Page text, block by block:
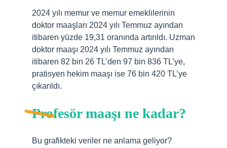
2024 yılı memur ve memur emeklilerinin
doktor maaşları 2024 yılı Temmuz ayından
itibaren yüzde 19,31 oranında artırıldı. Uzman
doktor maaşı 2024 yılı Temmuz ayından
itibaren 82 bin 26 TL’den 97 bin 836 TL’ye,
pratisyen hekim maaşı ise 76 bin 420 TL’ye
çıkarıldı.
Profesör maaşı ne kadar?
Bu grafikteki veriler ne anlama geliyor?